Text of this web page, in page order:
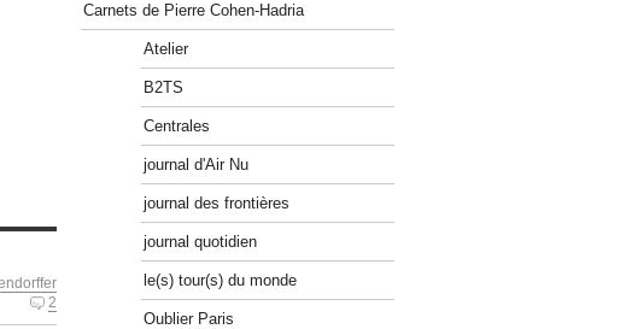
2
Carnets de Pierre Cohen-Hadria
Atelier
B2TS
Centrales
journal d'Air Nu
journal des frontières
journal quotidien
le(s) tour(s) du monde
Oublier Paris